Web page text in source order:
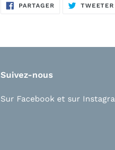
PARTAGERPARTAGERTWEETER
Suivez-nous
Sur Facebook et sur